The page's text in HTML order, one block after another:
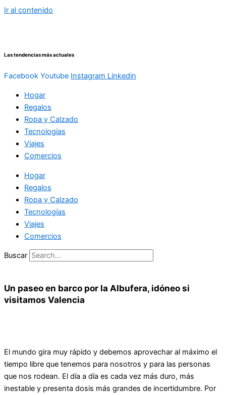
Ir al contenido
Las tendencias más actuales
Facebook Youtube Instagram Linkedin
Hogar
Regalos
Ropa y Calzado
Tecnologías
Viajes
Comercios
Hogar
Regalos
Ropa y Calzado
Tecnologías
Viajes
Comercios
Buscar
Un paseo en barco por la Albufera, idóneo si
visitamos Valencia
El mundo gira muy rápido y debemos aprovechar al máximo el
tiempo libre que tenemos para nosotros y para las personas
que nos rodean. El día a día es cada vez más duro, más
inestable y presenta dosis más grandes de incertidumbre. Por